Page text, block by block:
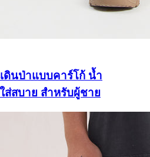
ดินป่าแบบคาร์โก้ น้ำ
ส่สบาย สำหรับผู้ชาย